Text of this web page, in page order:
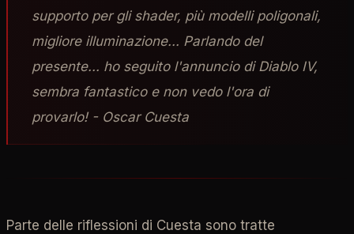
supporto per gli shader, più modelli poligonali,
migliore illuminazione... Parlando del
presente... ho seguito l'annuncio di Diablo IV,
sembra fantastico e non vedo l'ora di
provarlo! - Oscar Cuesta
Parte delle riflessioni di Cuesta sono tratte